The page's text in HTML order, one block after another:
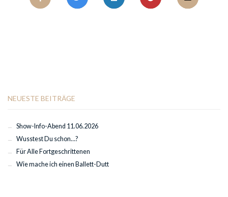
NEUESTE BEITRÄGE
Show-Info-Abend 11.06.2026
Wusstest Du schon…?
Für Alle Fortgeschrittenen
Wie mache ich einen Ballett-Dutt